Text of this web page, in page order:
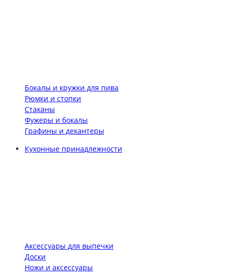
Бокалы и кружки для пива
Рюмки и стопки
Стаканы
Фужеры и бокалы
Графины и декантеры
Кухонные принадлежности
Аксессуары для выпечки
Доски
Ножи и аксессуары